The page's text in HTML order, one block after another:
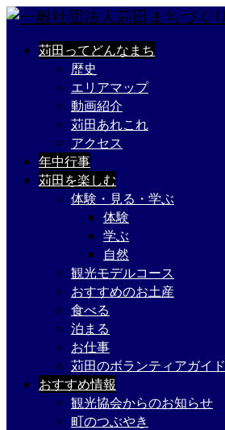
苅田ってどんなまち
歴史
エリアマップ
動画紹介
苅田あれこれ
アクセス
年中行事
苅田を楽しむ
体験・見る・学ぶ
体験
学ぶ
自然
観光モデルコース
おすすめのお土産
食べる
泊まる
お仕事
苅田のボランティアガイド
おすすめ情報
観光協会からのお知らせ
町のつぶやき